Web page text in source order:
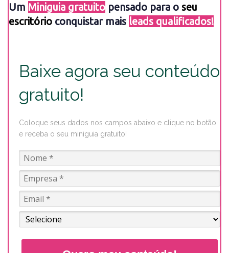
Um Miniguia gratuito pensado para o seu
escritório conquistar mais leads qualificados!
Baixe agora seu conteúdo
gratuito!
Coloque seus dados nos campos abaixo e clique no botão
e receba o seu miniguia gratuito!